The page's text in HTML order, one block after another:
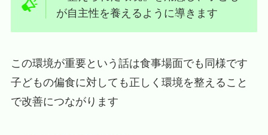
が自主性を養えるように導きます
この環境が重要という話は食事場面でも同様です
子どもの偏食に対しても正しく環境を整えること
で改善につながります